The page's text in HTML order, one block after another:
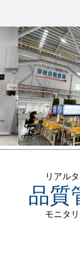
リアル
品質
モニタ